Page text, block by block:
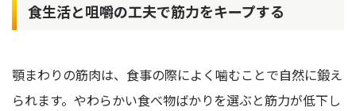
食生活と咀嚼の工夫で筋力をキープする
顎まわりの筋肉は、食事の際によく噛むことで自然に鍛え
られます。やわらかい食べ物ばかりを選ぶと筋力が低下し